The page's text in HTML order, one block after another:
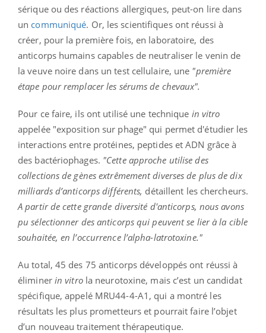
sérique ou des réactions allergiques, peut-on lire dans
un communiqué. Or, les scientifiques ont réussi à
créer, pour la première fois, en laboratoire, des
anticorps humains capables de neutraliser le venin de
la veuve noire dans un test cellulaire, une "première
étape pour remplacer les sérums de chevaux".
Pour ce faire, ils ont utilisé une technique in vitro
appelée "exposition sur phage" qui permet d'étudier les
interactions entre protéines, peptides et ADN grâce à
des bactériophages. "Cette approche utilise des
collections de gènes extrêmement diverses de plus de dix
milliards d’anticorps différents, détaillent les chercheurs.
A partir de cette grande diversité d'anticorps, nous avons
pu sélectionner des anticorps qui peuvent se lier à la cible
souhaitée, en l’occurrence l’alpha-latrotoxine."
Au total, 45 des 75 anticorps développés ont réussi à
éliminer in vitrola neurotoxine, mais c’est un candidat
spécifique, appelé MRU44-4-A1, qui a montré les
résultats les plus prometteurs et pourrait faire l’objet
d’un nouveau traitement thérapeutique.